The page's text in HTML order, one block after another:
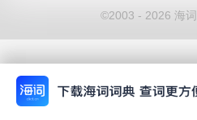
©2003 - 2026 海